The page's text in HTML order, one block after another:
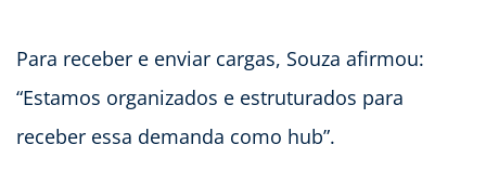
Para receber e enviar cargas, Souza afirmou:
“Estamos organizados e estruturados para
receber essa demanda como hub”.